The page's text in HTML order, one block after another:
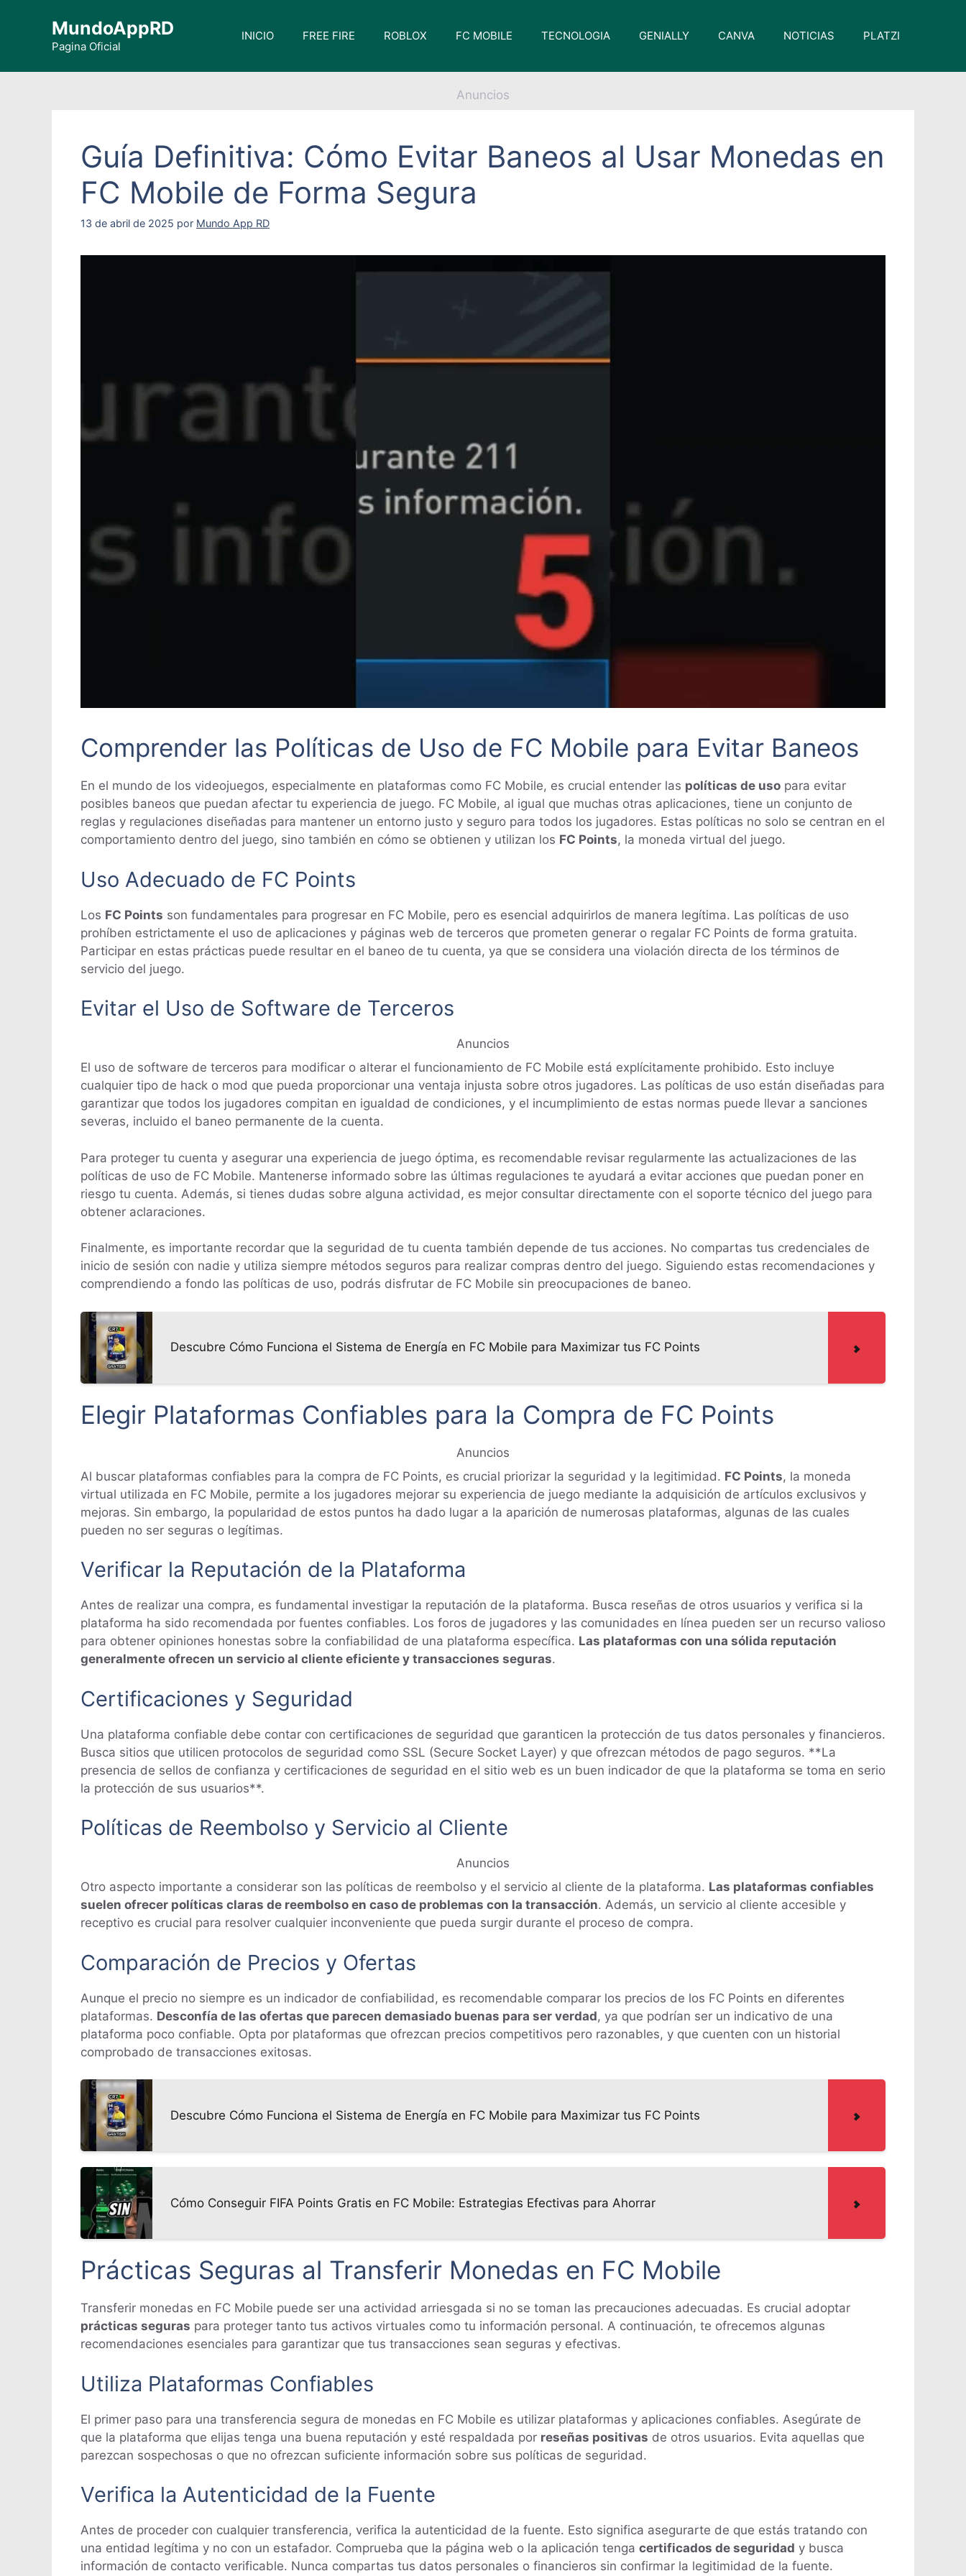
contenido
MundoAppRD
Pagina Oficial
INICIO FREE FIRE ROBLOX FC MOBILE TECNOLOGIA GENIALLY CANVA NOTICIAS PLATZI
Anuncios
Guía Definitiva: Cómo Evitar Baneos al Usar Monedas en
FC Mobile de Forma Segura
13 de abril de 2025 por Mundo App RD
Comprender las Políticas de Uso de FC Mobile para Evitar Baneos
En el mundo de los videojuegos, especialmente en plataformas como FC Mobile, es crucial entender las políticas de uso para evitar
posibles baneos que puedan afectar tu experiencia de juego. FC Mobile, al igual que muchas otras aplicaciones, tiene un conjunto de
reglas y regulaciones diseñadas para mantener un entorno justo y seguro para todos los jugadores. Estas políticas no solo se centran en el
comportamiento dentro del juego, sino también en cómo se obtienen y utilizan los FC Points, la moneda virtual del juego.
Uso Adecuado de FC Points
Los FC Points son fundamentales para progresar en FC Mobile, pero es esencial adquirirlos de manera legítima. Las políticas de uso
prohíben estrictamente el uso de aplicaciones y páginas web de terceros que prometen generar o regalar FC Points de forma gratuita.
Participar en estas prácticas puede resultar en el baneo de tu cuenta, ya que se considera una violación directa de los términos de
servicio del juego.
Evitar el Uso de Software de Terceros
Anuncios
El uso de software de terceros para modificar o alterar el funcionamiento de FC Mobile está explícitamente prohibido. Esto incluye
cualquier tipo de hack o mod que pueda proporcionar una ventaja injusta sobre otros jugadores. Las políticas de uso están diseñadas para
garantizar que todos los jugadores compitan en igualdad de condiciones, y el incumplimiento de estas normas puede llevar a sanciones
severas, incluido el baneo permanente de la cuenta.
Para proteger tu cuenta y asegurar una experiencia de juego óptima, es recomendable revisar regularmente las actualizaciones de las
políticas de uso de FC Mobile. Mantenerse informado sobre las últimas regulaciones te ayudará a evitar acciones que puedan poner en
riesgo tu cuenta. Además, si tienes dudas sobre alguna actividad, es mejor consultar directamente con el soporte técnico del juego para
obtener aclaraciones.
Finalmente, es importante recordar que la seguridad de tu cuenta también depende de tus acciones. No compartas tus credenciales de
inicio de sesión con nadie y utiliza siempre métodos seguros para realizar compras dentro del juego. Siguiendo estas recomendaciones y
comprendiendo a fondo las políticas de uso, podrás disfrutar de FC Mobile sin preocupaciones de baneo.
Descubre Cómo Funciona el Sistema de Energía en FC Mobile para Maximizar tus FC Points
Elegir Plataformas Confiables para la Compra de FC Points
Anuncios
Al buscar plataformas confiables para la compra de FC Points, es crucial priorizar la seguridad y la legitimidad. FC Points, la moneda
virtual utilizada en FC Mobile, permite a los jugadores mejorar su experiencia de juego mediante la adquisición de artículos exclusivos y
mejoras. Sin embargo, la popularidad de estos puntos ha dado lugar a la aparición de numerosas plataformas, algunas de las cuales
pueden no ser seguras o legítimas.
Verificar la Reputación de la Plataforma
Antes de realizar una compra, es fundamental investigar la reputación de la plataforma. Busca reseñas de otros usuarios y verifica si la
plataforma ha sido recomendada por fuentes confiables. Los foros de jugadores y las comunidades en línea pueden ser un recurso valioso
para obtener opiniones honestas sobre la confiabilidad de una plataforma específica. Las plataformas con una sólida reputación
generalmente ofrecen un servicio al cliente eficiente y transacciones seguras.
Certificaciones y Seguridad
Una plataforma confiable debe contar con certificaciones de seguridad que garanticen la protección de tus datos personales y financieros.
Busca sitios que utilicen protocolos de seguridad como SSL (Secure Socket Layer) y que ofrezcan métodos de pago seguros. **La
presencia de sellos de confianza y certificaciones de seguridad en el sitio web es un buen indicador de que la plataforma se toma en serio
la protección de sus usuarios**.
Políticas de Reembolso y Servicio al Cliente
Anuncios
Otro aspecto importante a considerar son las políticas de reembolso y el servicio al cliente de la plataforma. Las plataformas confiables
suelen ofrecer políticas claras de reembolso en caso de problemas con la transacción. Además, un servicio al cliente accesible y
receptivo es crucial para resolver cualquier inconveniente que pueda surgir durante el proceso de compra.
Comparación de Precios y Ofertas
Aunque el precio no siempre es un indicador de confiabilidad, es recomendable comparar los precios de los FC Points en diferentes
plataformas. Desconfía de las ofertas que parecen demasiado buenas para ser verdad, ya que podrían ser un indicativo de una
plataforma poco confiable. Opta por plataformas que ofrezcan precios competitivos pero razonables, y que cuenten con un historial
comprobado de transacciones exitosas.
Descubre Cómo Funciona el Sistema de Energía en FC Mobile para Maximizar tus FC Points
Cómo Conseguir FIFA Points Gratis en FC Mobile: Estrategias Efectivas para Ahorrar
Prácticas Seguras al Transferir Monedas en FC Mobile
Transferir monedas en FC Mobile puede ser una actividad arriesgada si no se toman las precauciones adecuadas. Es crucial adoptar
prácticas seguras para proteger tanto tus activos virtuales como tu información personal. A continuación, te ofrecemos algunas
recomendaciones esenciales para garantizar que tus transacciones sean seguras y efectivas.
Utiliza Plataformas Confiables
El primer paso para una transferencia segura de monedas en FC Mobile es utilizar plataformas y aplicaciones confiables. Asegúrate de
que la plataforma que elijas tenga una buena reputación y esté respaldada por reseñas positivas de otros usuarios. Evita aquellas que
parezcan sospechosas o que no ofrezcan suficiente información sobre sus políticas de seguridad.
Verifica la Autenticidad de la Fuente
Antes de proceder con cualquier transferencia, verifica la autenticidad de la fuente. Esto significa asegurarte de que estás tratando con
una entidad legítima y no con un estafador. Comprueba que la página web o la aplicación tenga certificados de seguridad y busca
información de contacto verificable. Nunca compartas tus datos personales o financieros sin confirmar la legitimidad de la fuente.